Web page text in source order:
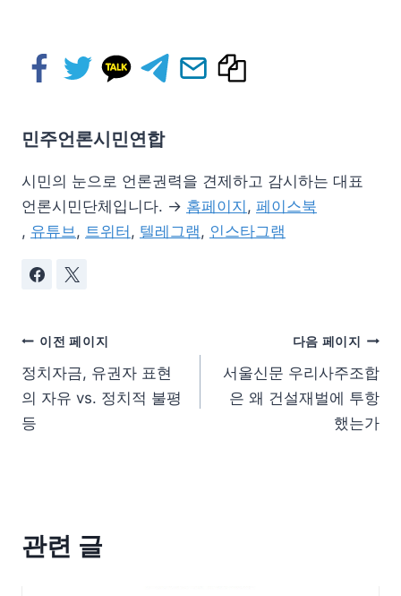
민주언론시민연합
시민의 눈으로 언론권력을 견제하고 감시하는 대표
언론시민단체입니다. → 홈페이지 , 페이스북
, 유튜브, 트위터 , 텔레그램, 인스타그램
이전 페이지
정치자금, 유권자 표현
의 자유 vs. 정치적 불평
등
다음 페이지
서울신문 우리사주조합
은 왜 건설재벌에 투항
했는가
관련 글